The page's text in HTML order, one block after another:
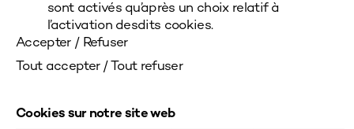
sont activés qu’après un choix relatif à
l’activation desdits cookies.
Accepter / Refuser
Tout accepter / Tout refuser
Cookies sur notre site web